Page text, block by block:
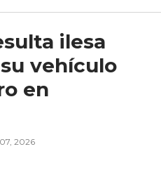
ilesa
vehículo
en
2026